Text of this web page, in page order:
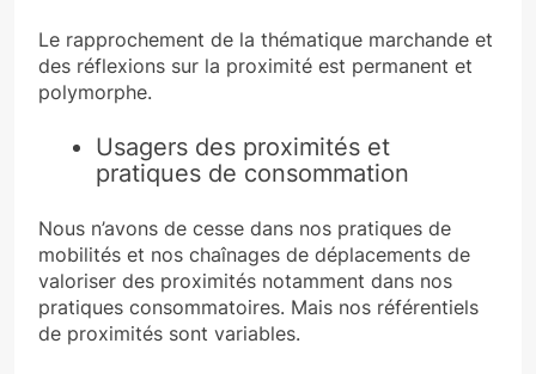
Le rapprochement de la thématique marchande et
des réflexions sur la proximité est permanent et
polymorphe.
Usagers des proximités et
pratiques de consommation
Nous n’avons de cesse dans nos pratiques de
mobilités et nos chaînages de déplacements de
valoriser des proximités notamment dans nos
pratiques consommatoires. Mais nos référentiels
de proximités sont variables.